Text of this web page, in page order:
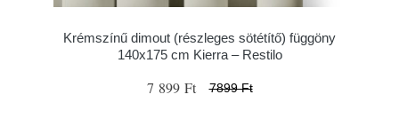
Krémszínű dimout (részleges sötétítő) függöny
140x175 cm Kierra – Restilo
7 899 Ft 7899 Ft